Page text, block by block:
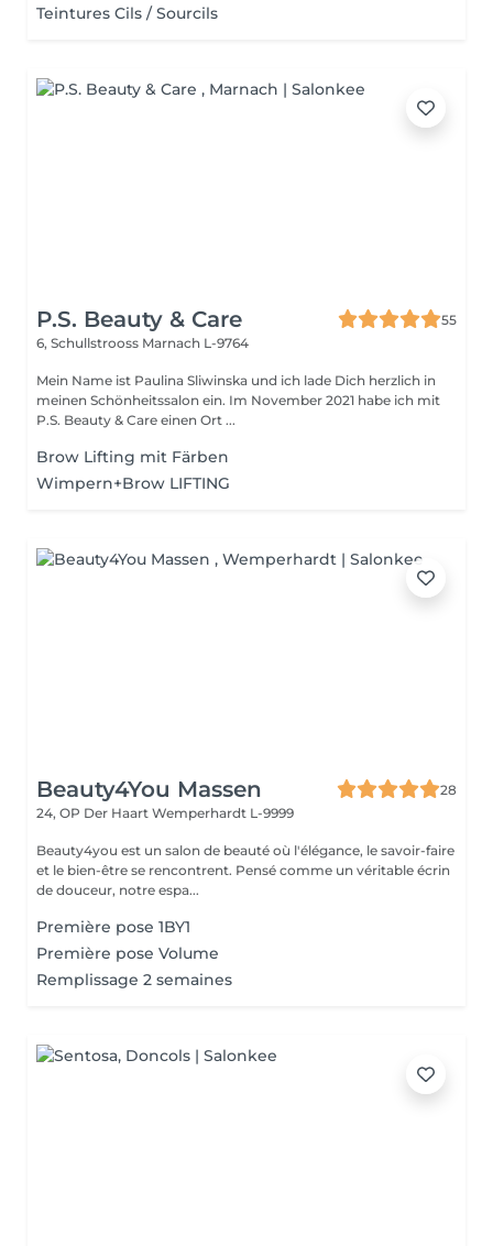
Teintures Cils / Sourcils
P.S. Beauty & Care
55
6, Schullstrooss Marnach L-9764
Mein Name ist Paulina Sliwinska und ich lade Dich herzlich in
meinen Schönheitssalon ein. Im November 2021 habe ich mit
P.S. Beauty & Care einen Ort ...
Brow Lifting mit Färben
Wimpern+Brow LIFTING
Beauty4You Massen
28
24, OP Der Haart Wemperhardt L-9999
Beauty4you est un salon de beauté où l'élégance, le savoir-faire
et le bien-être se rencontrent. Pensé comme un véritable écrin
de douceur, notre espa...
Première pose 1BY1
Première pose Volume
Remplissage 2 semaines